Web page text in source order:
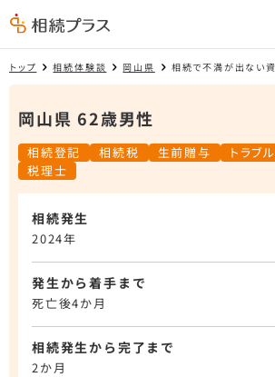
トップ 相続体験談 岡山県 相続で不満が出ない
岡山県 62歳男性
相続登記
相続税 生前贈与 トラブル
税理士
相続発生
2024年
発生から着手まで
死亡後4か月
相続発生から完了まで
2か月